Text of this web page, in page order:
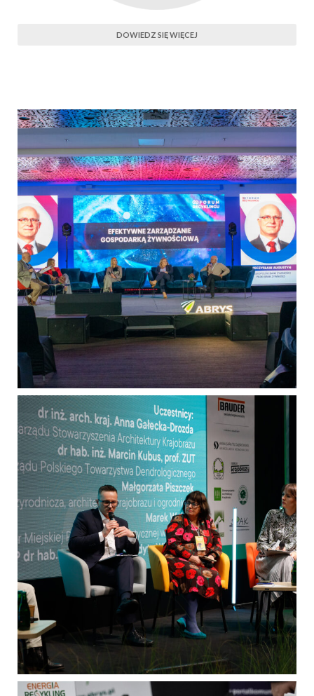
DOWIEDZ SIĘ WIĘCEJ